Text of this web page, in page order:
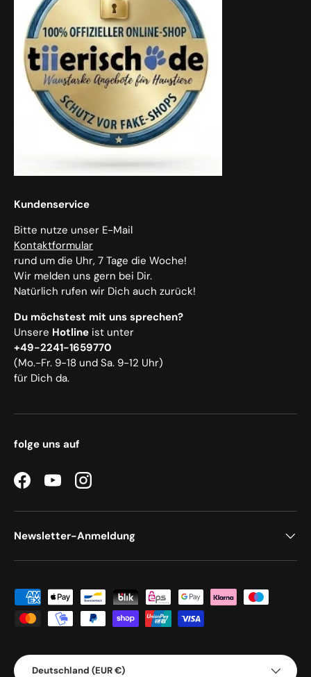
Kundenservice
Bitte nutze unser E-Mail
Kontaktformular
rund um die Uhr, 7 Tage die Woche!
Wir melden uns gern bei Dir.
Natürlich rufen wir Dich auch zurück!
Du möchstest mit uns sprechen?
Unsere Hotline ist unter
+49-2241-1659770
(Mo.-Fr. 9-18 und Sa. 9-12 Uhr)
für Dich da.
folge uns auf
FacebookYouTubeInstagram
Newsletter-Anmeldung
Zahlungsmethoden
Land/Region
Deutschland (EUR €)